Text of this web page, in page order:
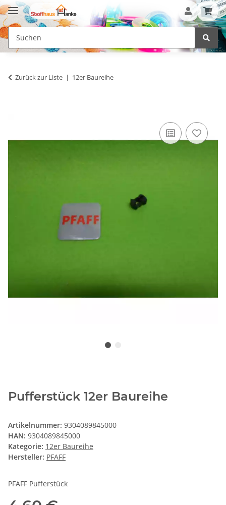
Zurück zur Liste 12er Baureihe
Pufferstück 12er Baureihe
Artikelnummer: 9304089845000
HAN: 9304089845000
Kategorie: 12er Baureihe
Hersteller: PFAFF
PFAFF Pufferstück